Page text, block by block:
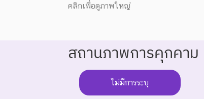
คลิกเพื่อดูภาพใหญ่
สถานภาพการคุกคาม
ไม่มีการระบุ